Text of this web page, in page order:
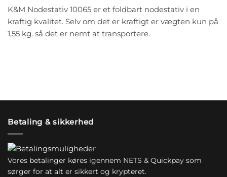
K&M Nodestativ 10065 er et foldbart nodestativ i en
kraftig kvalitet. Selv om det er kraftigt er vægten kun på
1,55 kg. så det er nemt at transportere.
Betaling & sikkerhed
Vores betalinger køres igennem NETS & Quickpay som
sørger for at alt er sikkert og krypteret.